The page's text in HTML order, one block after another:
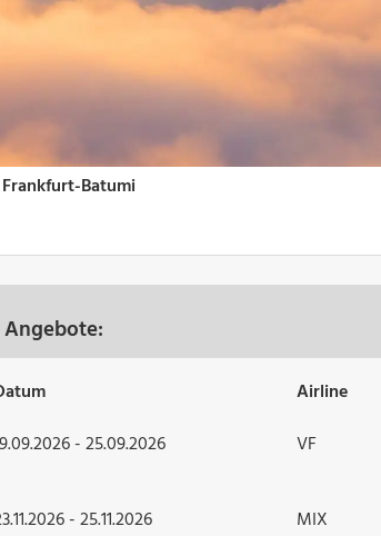
Airline
- 25.09.2026 VF
- 25.11.2026 MIX